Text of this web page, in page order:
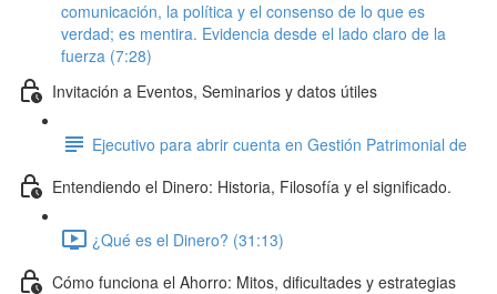
comunicación, la política y el consenso de lo que es
verdad; es mentira. Evidencia desde el lado claro de la
fuerza (7:28)
Invitación a Eventos, Seminarios y datos útiles
Ejecutivo para abrir cuenta en Gestión Patrimonial de
Entendiendo el Dinero: Historia, Filosofía y el significado.
¿Qué es el Dinero? (31:13)
Cómo funciona el Ahorro: Mitos, dificultades y estrategias